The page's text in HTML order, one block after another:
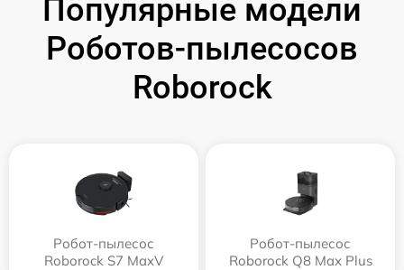
Популярные модели
Роботов-пылесосов
Roborock
Робот-пылесос
Roborock S7 MaxV
Робот-пылесос
Roborock Q8 Max Plus